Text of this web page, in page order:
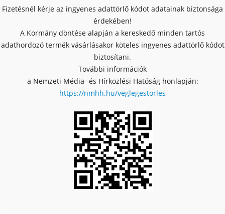
Fizetésnél kérje az ingyenes adattörlő kódot adatainak biztonsága
érdekében!
A Kormány döntése alapján a kereskedő minden tartós
adathordozó termék vásárlásakor köteles ingyenes adattörlő kódot
biztosítani.
További információk
a Nemzeti Média- és Hírközlési Hatóság honlapján:
https://nmhh.hu/veglegestorles